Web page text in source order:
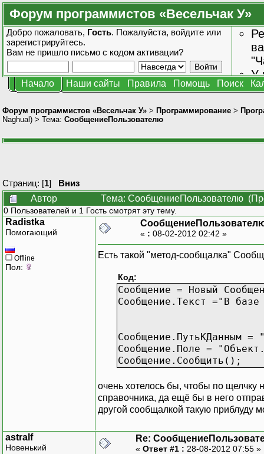
Форум программистов «Весельчак У»
Добро пожаловать, Гость. Пожалуйста, войдите или
зарегистрируйтесь.
Вам не пришло письмо с кодом активации?
У
Начало Наши сайты Правила Помощь Поиск
Форум программистов «Весельчак У» > Программирование >
Naghual) > Тема: СообщениеПользователю
Страниц: [1] Вниз
Автор
Тема: СообщениеПользователю
0 Пользователей и 1 Гость смотрят эту тему.
Radistka
Помогающий
Offline
Пол:
« : 08-02-2012 02:42 »
Есть такой "метод-сообщалка"
Код:
Сообщение = Новый
Сообщение.Текст ="В базе
Сообщение.ПутьКДанным =
Сообщение.Поле =
Сообщение.Сообщить();
очень хотелось бы, чтобы по
справочника, да ещё бы в него
другой сообщалкой такую приблуду
astralf
Новенький
Re:
« Ответ #1 : 28-08-2012 07:55 »